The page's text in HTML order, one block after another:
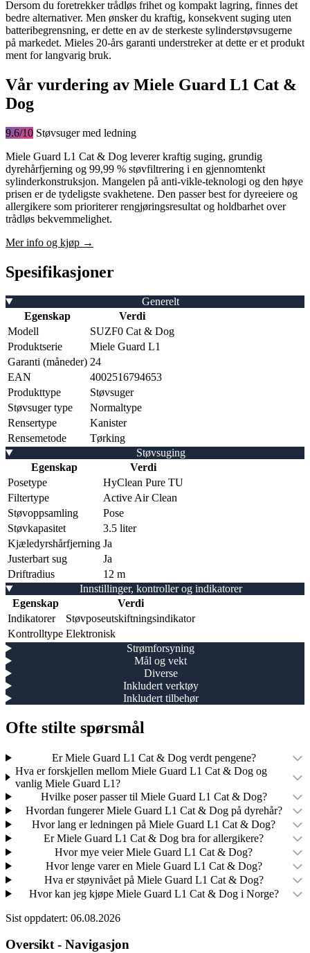
Dersom du foretrekker trådløs frihet og kompakt lagring, finnes det
bedre alternativer. Men ønsker du kraftig, konsekvent suging uten
batteribegrensning, er dette en av de sterkeste sylinderstøvsugerne
på markedet. Mieles 20-års garanti understreker at dette er et produkt
ment for langvarig bruk.
Vår vurdering av Miele Guard L1 Cat &
Dog
9.6/10 Støvsuger med ledning
Miele Guard L1 Cat & Dog leverer kraftig suging, grundig
dyrehårfjerning og 99,99 % støvfiltrering i en gjennomtenkt
sylinderkonstruksjon. Mangelen på anti-vikle-teknologi og den høye
prisen er de tydeligste svakhetene. Den passer best for dyreeiere og
allergikere som prioriterer rengjøringsresultat og holdbarhet over
trådløs bekvemmelighet.
Mer info og kjøp →
Spesifikasjoner
Generelt
Egenskap
Verdi
Modell
SUZF0 Cat & Dog
Produktserie
Miele Guard L1
Garanti (måneder) 24
EAN
4002516794653
Produkttype
Støvsuger
Støvsuger type
Normaltype
Rensertype
Kanister
Rensemetode
Tørking
Støvsuging
Egenskap
Verdi
Posetype
HyClean Pure TU
Filtertype
Active Air Clean
Støvoppsamling
Pose
Støvkapasitet
3.5 liter
Kjæledyrshårfjerning Ja
Justerbart sug
Ja
Driftradius
12 m
Innstillinger, kontroller og indikatorer
Egenskap
Verdi
Indikatorer
Støvposeutskiftningsindikator
Kontrolltype Elektronisk
Strømforsyning
Mål og vekt
Diverse
Inkludert verktøy
Inkludert tilbehør
Ofte stilte spørsmål
Er Miele Guard L1 Cat & Dog verdt pengene?
Hva er forskjellen mellom Miele Guard L1 Cat & Dog og
vanlig Miele Guard L1?
Hvilke poser passer til Miele Guard L1 Cat & Dog?
Hvordan fungerer Miele Guard L1 Cat & Dog på dyrehår?
Hvor lang er ledningen på Miele Guard L1 Cat & Dog?
Er Miele Guard L1 Cat & Dog bra for allergikere?
Hvor mye veier Miele Guard L1 Cat & Dog?
Hvor lenge varer en Miele Guard L1 Cat & Dog?
Hva er støynivået på Miele Guard L1 Cat & Dog?
Hvor kan jeg kjøpe Miele Guard L1 Cat & Dog i Norge?
Sist oppdatert: 06.08.2026
Oversikt - Navigasjon